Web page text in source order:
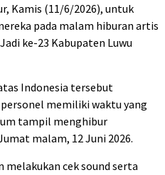
Kamis (11/6/2026), untuk
pada malam hiburan artis
ke-23 Kabupaten Luwu
Indonesia tersebut
memiliki waktu yang
tampil menghibur
malam, 12 Juni 2026.
melakukan cek sound serta